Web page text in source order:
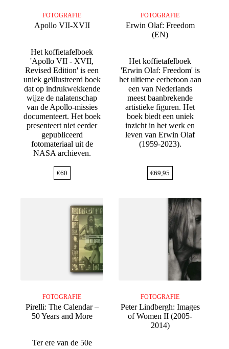
FOTOGRAFIE
Apollo VII-XVII
Het koffietafelboek
'Apollo VII - XVII,
Revised Edition' is een
uniek geïllustreerd boek
dat op indrukwekkende
wijze de nalatenschap
van de Apollo-missies
documenteert. Het boek
presenteert niet eerder
gepubliceerd
fotomateriaal uit de
NASA archieven.
€60
FOTOGRAFIE
Erwin Olaf: Freedom
(EN)
Het koffietafelboek
'Erwin Olaf: Freedom' is
het ultieme eerbetoon aan
een van Nederlands
meest baanbrekende
artistieke figuren. Het
boek biedt een uniek
inzicht in het werk en
leven van Erwin Olaf
(1959-2023).
€69,95
FOTOGRAFIE
Pirelli: The Calendar –
50 Years and More
Ter ere van de 50e
FOTOGRAFIE
Peter Lindbergh: Images
of Women II (2005-
2014)